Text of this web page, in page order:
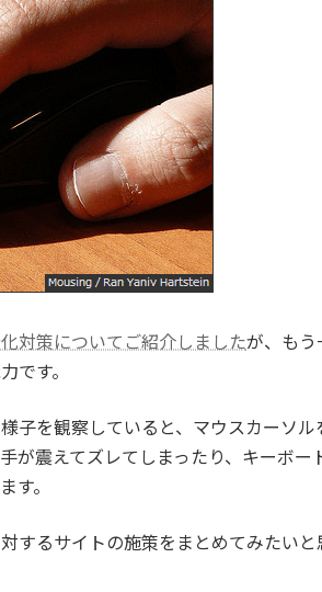
対策についてご紹介しましたが、もう
です。
子を観察していると、マウスカーソ
が震えてズレてしまったり、キーボー
す。
するサイトの施策をまとめてみたいと